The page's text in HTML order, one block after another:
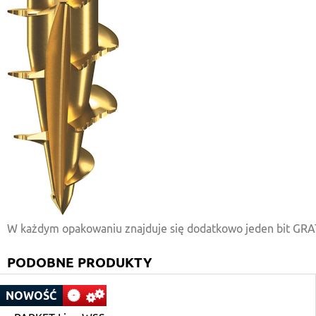
W każdym opakowaniu znajduje się dodatkowo jeden bit
PODOBNE PRODUKTY
NOWOŚĆ